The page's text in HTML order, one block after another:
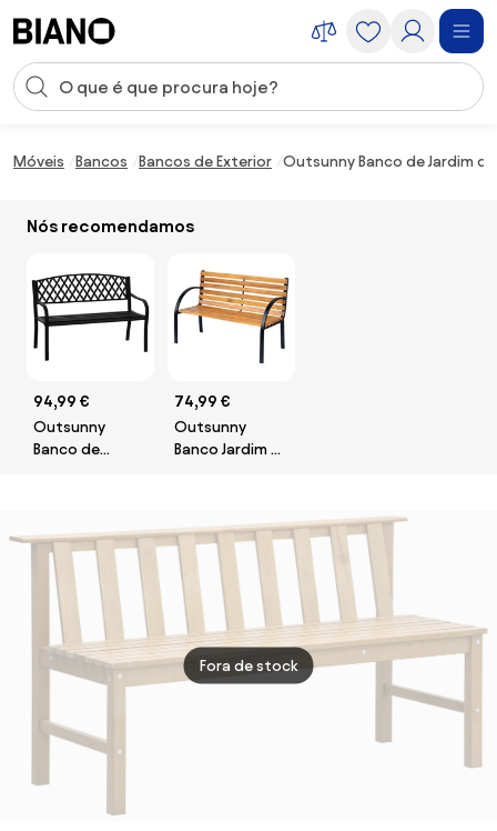
Entrada de pesquisa
Móveis Bancos Bancos de Exterior Outsunny Banco de Jardim
Nós recomendamos
94,99 €
Outsunny
Banco de
Decorativo e
Apoio para os
Braços Carga
280kg Ferro
Fundido e Aço
128x58,5x89cm
| Aosom
74,99 €
Outsunny
Banco Jardim 2
Aço Resistente
122x60x80 cm
Carga 230 kg |
Aosom
Portugal
Fora de stock